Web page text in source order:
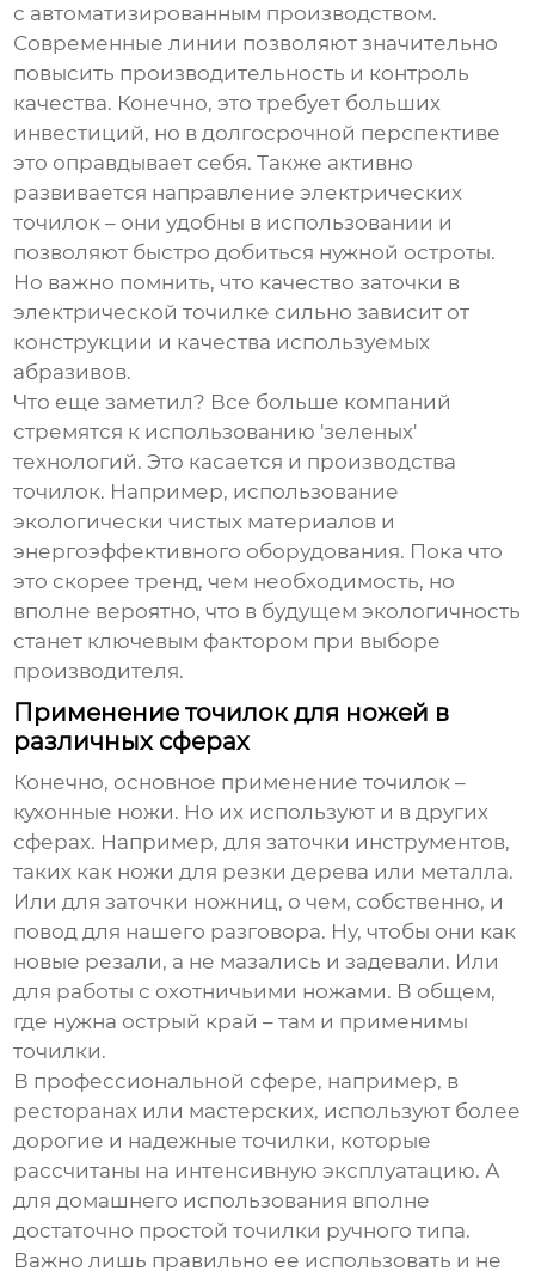
с автоматизированным производством.
Современные линии позволяют значительно
повысить производительность и контроль
качества. Конечно, это требует больших
инвестиций, но в долгосрочной перспективе
это оправдывает себя. Также активно
развивается направлениеэлектрических
точилок – они удобны в использовании и
позволяют быстро добиться нужной остроты.
Но важно помнить, что качество заточки в
электрической точилке сильно зависит от
конструкции и качества используемых
абразивов.
Что еще заметил? Все больше компаний
стремятся к использованию 'зеленых'
технологий. Это касается и производства
точилок. Например, использование
экологически чистых материалов и
энергоэффективного оборудования. Пока что
это скорее тренд, чем необходимость, но
вполне вероятно, что в будущем экологичность
станет ключевым фактором при выборе
производителя.
Применение точилок для ножей в
различных сферах
Конечно, основное применение точилок –
кухонные ножи. Но их используют и в других
сферах. Например, для заточки инструментов,
таких как ножи для резки дерева или металла.
Или для заточки ножниц, о чем, собственно, и
повод для нашего разговора. Ну, чтобы они как
новые резали, а не мазались и задевали. Или
для работы с охотничьими ножами. В общем,
где нужна острый край – там и применимы
точилки.
В профессиональной сфере, например, в
ресторанах или мастерских, используют более
дорогие и надежные точилки, которые
рассчитаны на интенсивную эксплуатацию. А
для домашнего использования вполне
достаточно простой точилки ручного типа.
Важно лишь правильно ее использовать и не